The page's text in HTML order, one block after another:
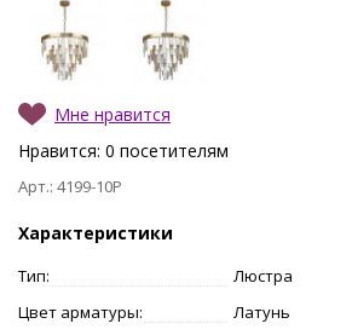
Мне нравится
Нравится: 0 посетителям
Арт.: 4199-10P
Характеристики
Тип:
Люстра
Цвет арматуры:
Латунь